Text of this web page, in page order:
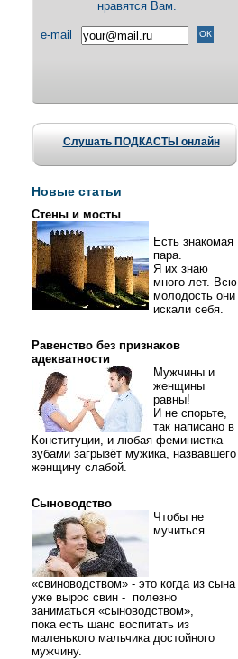
нравятся Вам.
e-mail
Слушать ПОДКАСТЫ онлайн
Новые статьи
Стены и мосты
Есть знакомая
пара.
Я их знаю
много лет. Всю
молодость они
искали себя.
Равенство без признаков
адекватности
Мужчины и
женщины
равны!
И не спорьте,
так написано в
Конституции, и любая феминистка
зубами загрызёт мужика, назвавшего
женщину слабой.
Сыноводство
Чтобы не
мучиться
«свиноводством» - это когда из сына
уже вырос свин - полезно
заниматься «сыноводством»,
пока есть шанс воспитать из
маленького мальчика достойного
мужчину.